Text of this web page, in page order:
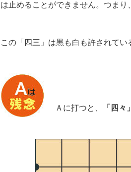
は止めることができません。つまり
この「四三」は黒も白も許されてい
Ａに打つと、 「四